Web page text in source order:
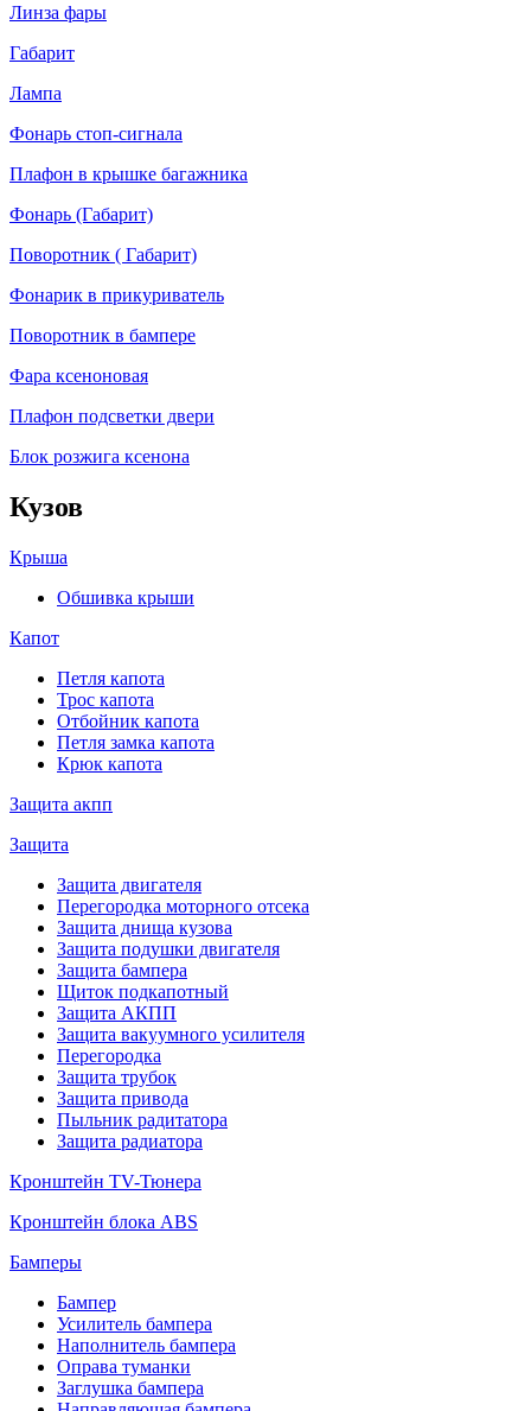
Линза фары
Габарит
Лампа
Фонарь стоп-сигнала
Плафон в крышке багажника
Фонарь (Габарит)
Поворотник ( Габарит)
Фонарик в прикуриватель
Поворотник в бампере
Фара ксеноновая
Плафон подсветки двери
Блок розжига ксенона
Кузов
Крыша
Обшивка крыши
Капот
Петля капота
Трос капота
Отбойник капота
Петля замка капота
Крюк капота
Защита акпп
Защита
Защита двигателя
Перегородка моторного отсека
Защита днища кузова
Защита подушки двигателя
Защита бампера
Щиток подкапотный
Защита АКПП
Защита вакуумного усилителя
Перегородка
Защита трубок
Защита привода
Пыльник радитатора
Защита радиатора
Кронштейн TV-Тюнера
Кронштейн блока ABS
Бамперы
Бампер
Усилитель бампера
Наполнитель бампера
Оправа туманки
Заглушка бампера